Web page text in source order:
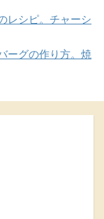
レシピ。チャーシ
ーグの作り方。焼